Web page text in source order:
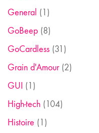
General (1)
GoBeep (8)
GoCardless (31)
Grain d'Amour(2)
GUI (1)
High-tech (104)
Histoire (1)